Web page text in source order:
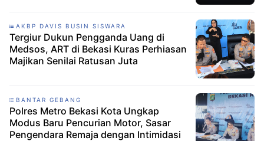
AKBP DAVIS BUSIN SISWARA
Tergiur Dukun Pengganda Uang di
Medsos, ART di Bekasi Kuras Perhiasan
Majikan Senilai Ratusan Juta
BANTAR GEBANG
Polres Metro Bekasi Kota Ungkap
Modus Baru Pencurian Motor, Sasar
Pengendara Remaja dengan Intimidasi